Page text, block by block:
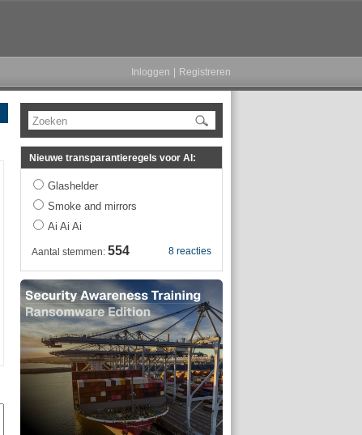
Inloggen Registreren
Zoeken
Nieuwe transparantieregels voor AI:
Glashelder
Smoke and mirrors
Ai Ai Ai
8 reacties
Aantal stemmen: 554